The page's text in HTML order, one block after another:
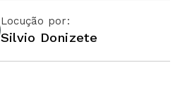
Locução por:
Silvio Donizete